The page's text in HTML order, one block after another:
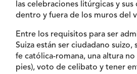
las celebraciones litúrgicas y
dentro y fuera de los muros del
Entre los requisitos para ser
Suiza están ser ciudadano
fe católica-romana, una altura
pies), voto de celibato y tener